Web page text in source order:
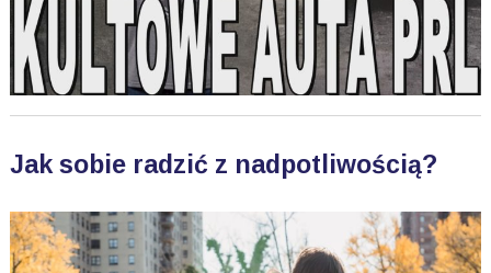
Jak sobie radzić z nadpotliwością?